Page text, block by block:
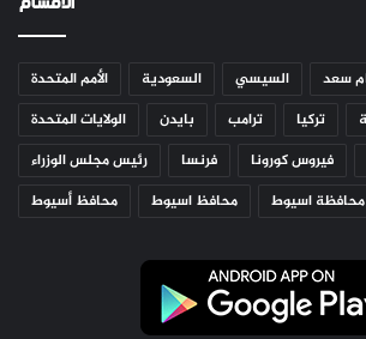
الأمم المتحدة السعودية السيسي
سعد
الولايات المتحدة
بايدن ترامب تركيا
رئيس مجلس الوزراء
فرنسا فيروس كورونا
محافظ أسيوط
محافظ اسيوط محافظة اسيوط